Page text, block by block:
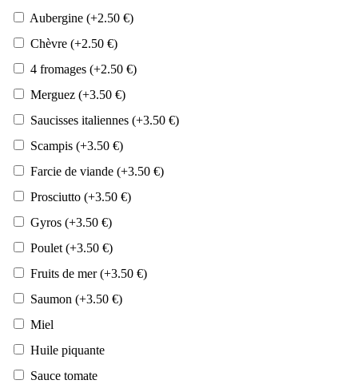
Aubergine (+2.50 €)
Chèvre (+2.50 €)
4 fromages (+2.50 €)
Merguez (+3.50 €)
Saucisses italiennes (+3.50 €)
Scampis (+3.50 €)
Farcie de viande (+3.50 €)
Prosciutto (+3.50 €)
Gyros (+3.50 €)
Poulet (+3.50 €)
Fruits de mer(+3.50 €)
Saumon (+3.50 €)
Miel
Huile piquante
Sauce tomate